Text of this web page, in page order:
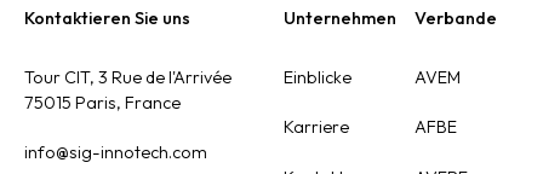
Unternehmen
Einblicke
Karriere
Verbande
AVEM
AFBE
Kontaktieren Sie uns
Tour CIT, 3 Rue de l'Arrivée
75015 Paris, France
info@sig-innotech.com